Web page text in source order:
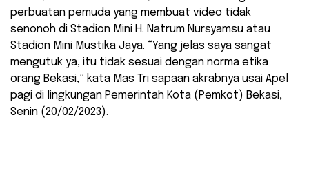
perbuatan pemuda yang membuat video tidak
senonoh di Stadion Mini H. Natrum Nursyamsu atau
Stadion Mini Mustika Jaya. “Yang jelas saya sangat
mengutuk ya, itu tidak sesuai dengan norma etika
orang Bekasi,” kata Mas Tri sapaan akrabnya usai Apel
pagi di lingkungan Pemerintah Kota (Pemkot) Bekasi,
Senin (20/02/2023).